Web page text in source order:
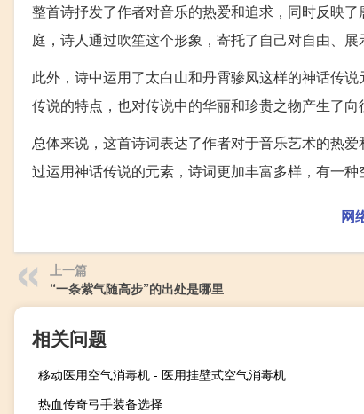
整首诗抒发了作者对音乐的热爱和追求，同时反映
庭，诗人通过吹笙这个形象，寄托了自己对自由、展
此外，诗中运用了太白山和丹霄骖凤这样的神话传
传说的特点，也对传说中的华丽和珍贵之物产生了向
总体来说，这首诗词表达了作者对于音乐艺术的热
过运用神话传说的元素，诗词更加丰富多样，有一种
网
上一篇
“一条紫气随高步”的出处是哪里
相关问题
移动医用空气消毒机 - 医用挂壁式空气消毒机
热血传奇弓手装备选择